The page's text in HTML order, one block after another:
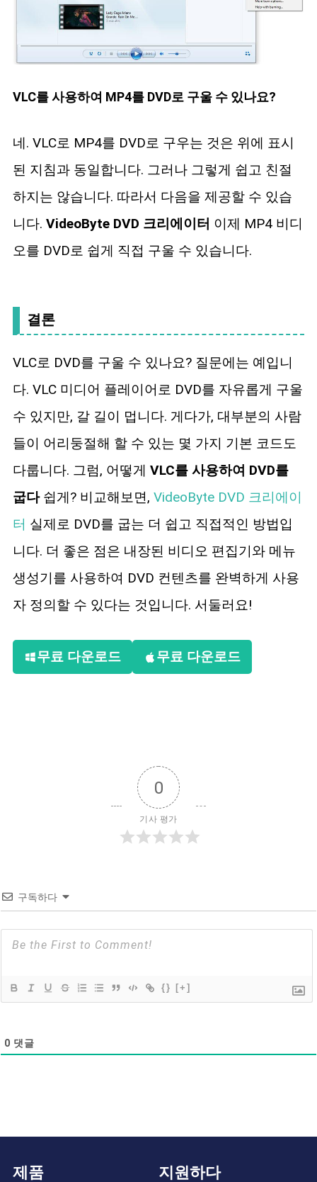
VLC를 사용하여 MP4를 DVD로 구울 수 있나요?
네. VLC로 MP4를 DVD로 구우는 것은 위에 표시
된 지침과 동일합니다. 그러나 그렇게 쉽고 친절
하지는 않습니다. 따라서 다음을 제공할 수 있습
니다. VideoByte DVD 크리에이터 이제 MP4 비디
오를 DVD로 쉽게 직접 구울 수 있습니다.
결론
VLC로 DVD를 구울 수 있나요? 질문에는 예입니
다. VLC 미디어 플레이어로 DVD를 자유롭게 구울
수 있지만, 갈 길이 멉니다. 게다가, 대부분의 사람
들이 어리둥절해 할 수 있는 몇 가지 기본 코드도
다룹니다. 그럼, 어떻게 VLC를 사용하여 DVD를
굽다쉽게? 비교해보면, VideoByte DVD 크리에이
터 실제로 DVD를 굽는 더 쉽고 직접적인 방법입
니다. 더 좋은 점은 내장된 비디오 편집기와 메뉴
생성기를 사용하여 DVD 컨텐츠를 완벽하게 사용
자 정의할 수 있다는 것입니다. 서둘러요!
무료 다운로드 무료 다운로드
0
기사 평가
구독하다
{} [+]
0 댓글
제품 지원하다